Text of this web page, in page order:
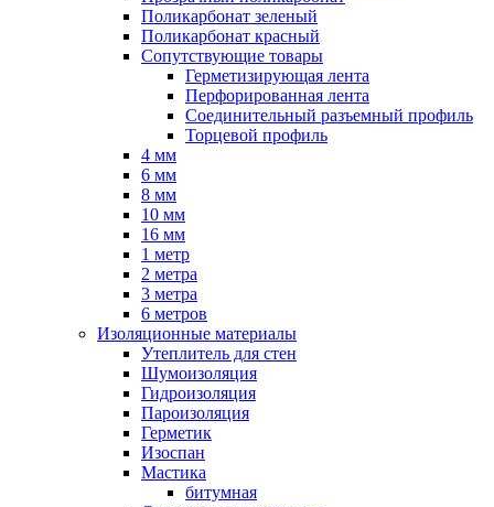
Поликарбонат зеленый
Поликарбонат красный
Сопутствующие товары
Герметизирующая лента
Перфорированная лента
Соединительный разъемный профиль
Торцевой профиль
4 мм
6 мм
8 мм
10 мм
16 мм
1 метр
2 метра
3 метра
6 метров
Изоляционные материалы
Утеплитель для стен
Шумоизоляция
Гидроизоляция
Пароизоляция
Герметик
Изоспан
Мастика
битумная